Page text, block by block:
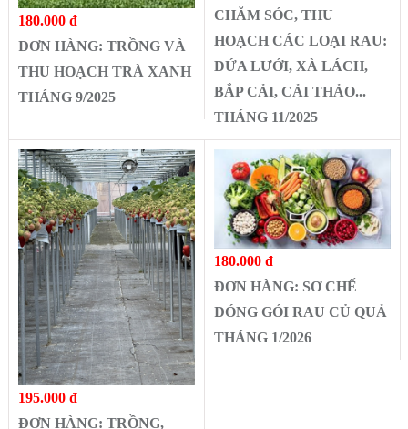
180.000 đ
ĐƠN HÀNG: TRỒNG VÀ
THU HOẠCH TRÀ XANH
THÁNG 9/2025
CHĂM SÓC, THU
HOẠCH CÁC LOẠI RAU:
DỨA LƯỚI, XÀ LÁCH,
BẮP CẢI, CẢI THẢO...
THÁNG 11/2025
195.000 đ
ĐƠN HÀNG: TRỒNG,
180.000 đ
ĐƠN HÀNG: SƠ CHẾ
ĐÓNG GÓI RAU CỦ QUẢ
THÁNG 1/2026